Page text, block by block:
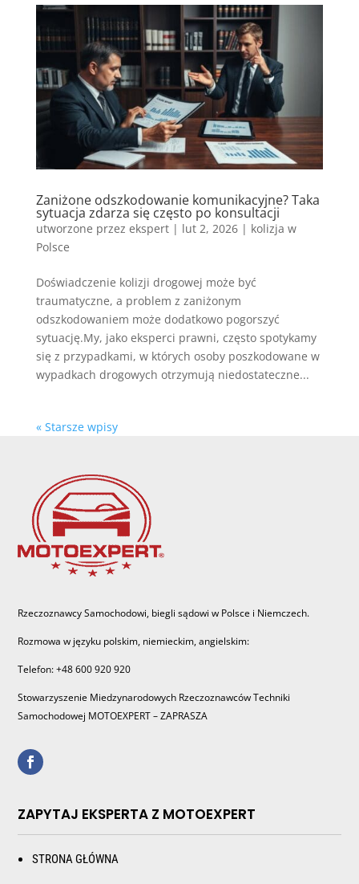
Zaniżone odszkodowanie komunikacyjne? Taka
sytuacja zdarza się często po konsultacji
utworzone przez ekspert| lut 2, 2026| kolizja w
Polsce
Doświadczenie kolizji drogowej może być
traumatyczne, a problem z zaniżonym
odszkodowaniem może dodatkowo pogorszyć
sytuację.My, jako eksperci prawni, często spotykamy
się z przypadkami, w których osoby poszkodowane w
wypadkach drogowych otrzymują niedostateczne...
« Starsze wpisy
Rzeczoznawcy Samochodowi, biegli sądowi w Polsce i Niemczech.
Rozmowa w języku polskim, niemieckim, angielskim:
Telefon: +48 600 920 920
Stowarzyszenie Miedzynarodowych Rzeczoznawców Techniki
Samochodowej MOTOEXPERT – ZAPRASZA
ZAPYTAJ EKSPERTA Z MOTOEXPERT
STRONA GŁÓWNA